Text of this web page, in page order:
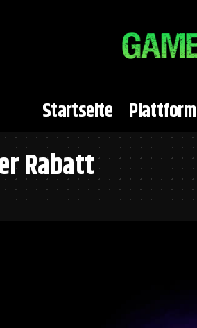
Startseite Plattform
Rabatt